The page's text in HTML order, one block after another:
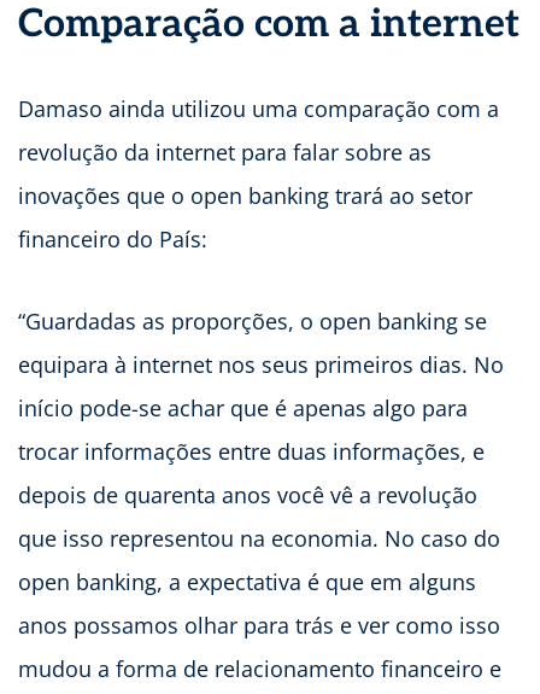
Comparação com a internet
Damaso ainda utilizou uma comparação com a
revolução da internet para falar sobre as
inovações que o open banking trará ao setor
financeiro do País:
“Guardadas as proporções, o open banking se
equipara à internet nos seus primeiros dias. No
início pode-se achar que é apenas algo para
trocar informações entre duas informações, e
depois de quarenta anos você vê a revolução
que isso representou na economia. No caso do
open banking, a expectativa é que em alguns
anos possamos olhar para trás e ver como isso
mudou a forma de relacionamento financeiro e